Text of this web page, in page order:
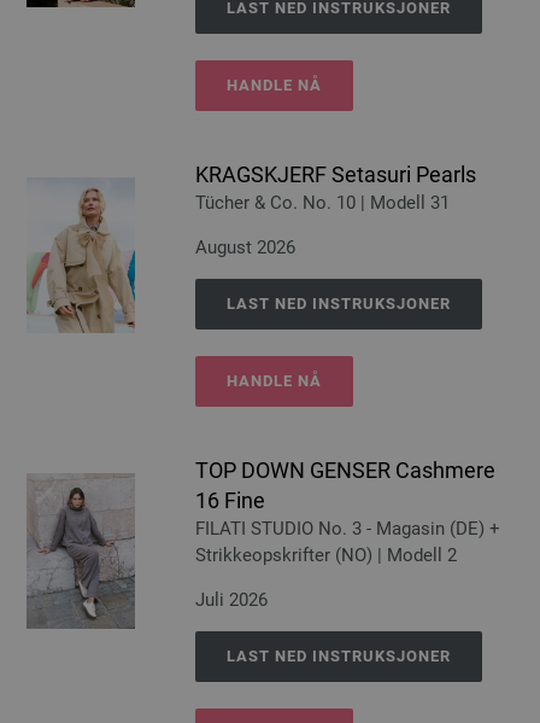
LAST NED INSTRUKSJONER
HANDLE NÅ
KRAGSKJERF Setasuri Pearls
Tücher & Co. No. 10 | Modell 31
August 2026
LAST NED INSTRUKSJONER
HANDLE NÅ
TOP DOWN GENSER Cashmere
16 Fine
FILATI STUDIO No. 3 - Magasin (DE) +
Strikkeopskrifter (NO) | Modell 2
Juli 2026
LAST NED INSTRUKSJONER